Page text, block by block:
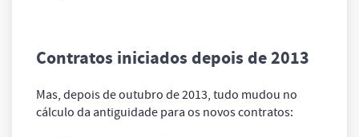
Contratos iniciados depois de 2013
Mas, depois de outubro de 2013, tudo mudou no
cálculo da antiguidade para os novos contratos: